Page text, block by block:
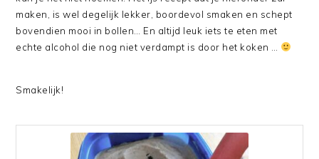
maken, is wel degelijk lekker, boordevol smaken en schept
bovendien mooi in bollen… En altijd leuk iets te eten met
echte alcohol die nog niet verdampt is door het koken …
Smakelijk!